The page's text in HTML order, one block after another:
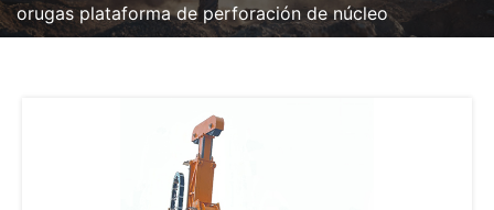
orugas plataforma de perforación de núcleo